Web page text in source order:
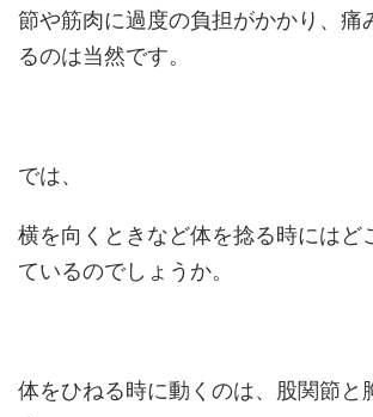
節や筋肉に過度の負担がかかり、痛
るのは当然です。
では、
横を向くときなど体を捻る時にはど
ているのでしょうか。
体をひねる時に動くのは、股関節と